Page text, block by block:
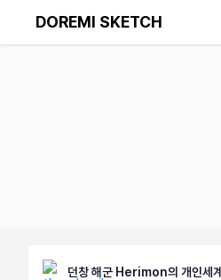
DOREMI SKETCH
던창 해군 Herimon의 개인세계